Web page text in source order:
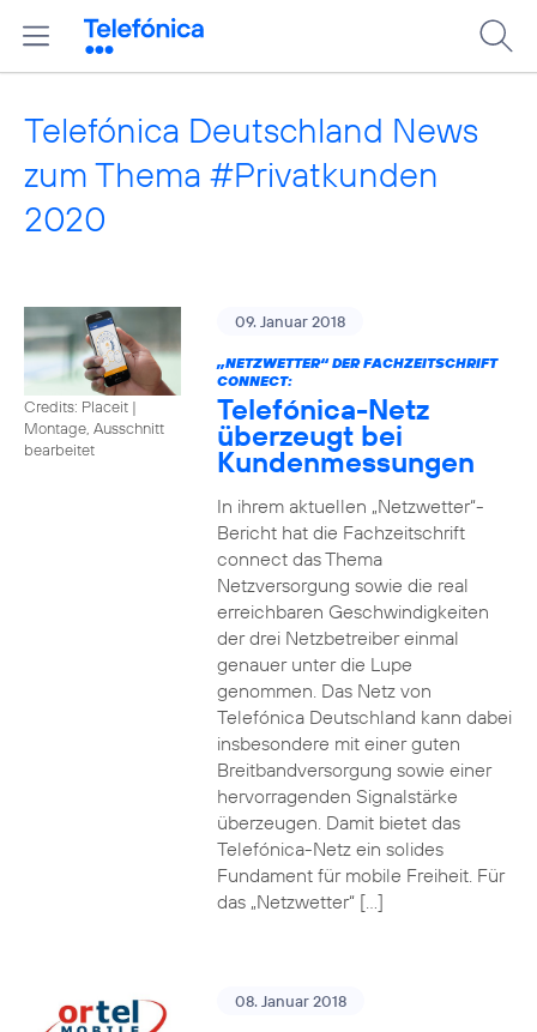
Telefónica Deutschland News
zum Thema #Privatkunden
2020
Credits: Placeit |
Montage, Ausschnitt
bearbeitet
09. Januar 2018
„NETZWETTER“ DER FACHZEITSCHRIFT
CONNECT:
Telefónica-Netz
überzeugt bei
Kundenmessungen
In ihrem aktuellen „Netzwetter“-
Bericht hat die Fachzeitschrift
connect das Thema
Netzversorgung sowie die real
erreichbaren Geschwindigkeiten
der drei Netzbetreiber einmal
genauer unter die Lupe
genommen. Das Netz von
Telefónica Deutschland kann dabei
insbesondere mit einer guten
Breitbandversorgung sowie einer
hervorragenden Signalstärke
überzeugen. Damit bietet das
Telefónica-Netz ein solides
Fundament für mobile Freiheit. Für
das „Netzwetter“ […]
08. Januar 2018